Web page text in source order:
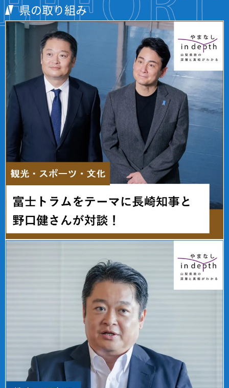
県の取り組み